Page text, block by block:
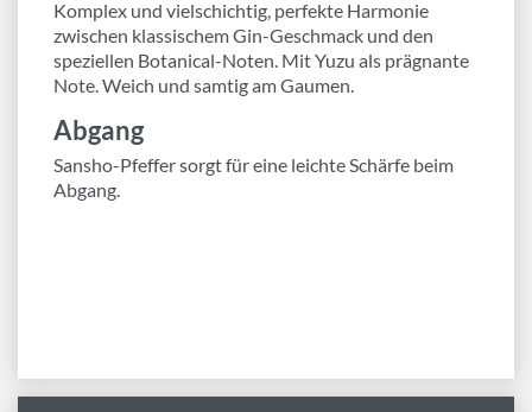
Komplex und vielschichtig, perfekte Harmonie
zwischen klassischem Gin-Geschmack und den
speziellen Botanical-Noten. Mit Yuzu als prägnante
Note. Weich und samtig am Gaumen.
Abgang
Sansho-Pfeffer sorgt für eine leichte Schärfe beim
Abgang.